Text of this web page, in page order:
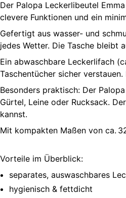
Der Palopa Leckerlibeutel
clevere Funktionen und ein
Gefertigt aus wasser- und
jedes Wetter. Die Tasche bleibt
Ein abwaschbare Leckerlifach
Taschentücher sicher
Besonders praktisch: Der
Gürtel, Leine oder Rucksack.
kannst.
Mit kompakten Maßen von ca.
Vorteile im Überblick:
separates, auswaschbares
hygienisch & fettdicht